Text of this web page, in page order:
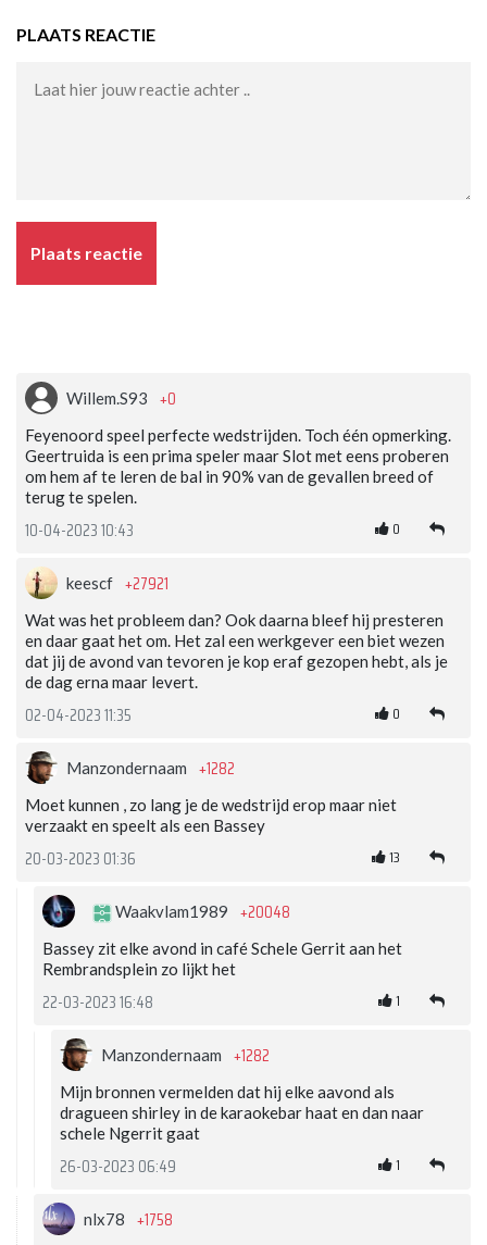
PLAATS REACTIE
Plaats reactie
Willem.S93 +0
Feyenoord speel perfecte wedstrijden. Toch één opmerking.
Geertruida is een prima speler maar Slot met eens proberen
om hem af te leren de bal in 90% van de gevallen breed of
terug te spelen.
10-04-2023 10:43 0
keescf +27921
Wat was het probleem dan? Ook daarna bleef hij presteren
en daar gaat het om. Het zal een werkgever een biet wezen
dat jij de avond van tevoren je kop eraf gezopen hebt, als je
de dag erna maar levert.
02-04-2023 11:35 0
Manzondernaam +1282
Moet kunnen , zo lang je de wedstrijd erop maar niet
verzaakt en speelt als een Bassey
20-03-2023 01:36 13
Waakvlam1989 +20048
Bassey zit elke avond in café Schele Gerrit aan het
Rembrandsplein zo lijkt het
22-03-2023 16:48 1
Manzondernaam +1282
Mijn bronnen vermelden dat hij elke aavond als
dragueen shirley in de karaokebar haat en dan naar
schele Ngerrit gaat
26-03-2023 06:49 1
nlx78 +1758